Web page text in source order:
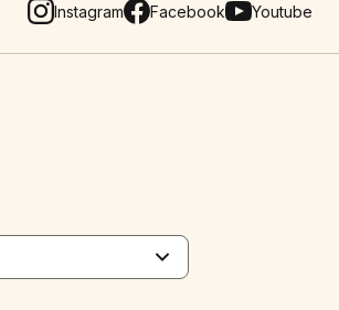
Instagram Facebook Youtube